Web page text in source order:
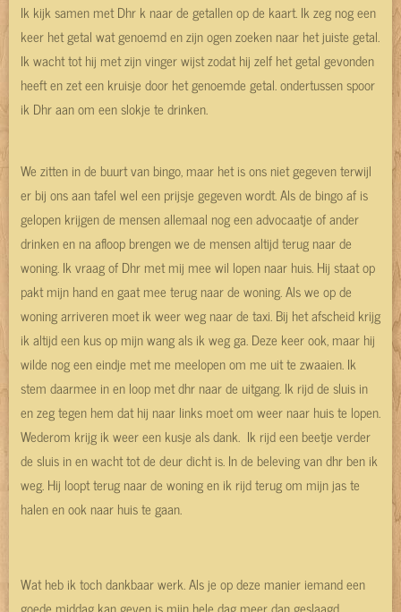
Ik kijk samen met Dhr k naar de getallen op de kaart. Ik zeg nog een
keer het getal wat genoemd en zijn ogen zoeken naar het juiste getal.
Ik wacht tot hij met zijn vinger wijst zodat hij zelf het getal gevonden
heeft en zet een kruisje door het genoemde getal. ondertussen spoor
ik Dhr aan om een slokje te drinken.
We zitten in de buurt van bingo, maar het is ons niet gegeven terwijl
er bij ons aan tafel wel een prijsje gegeven wordt. Als de bingo af is
gelopen krijgen de mensen allemaal nog een advocaatje of ander
drinken en na afloop brengen we de mensen altijd terug naar de
woning. Ik vraag of Dhr met mij mee wil lopen naar huis. Hij staat op
pakt mijn hand en gaat mee terug naar de woning. Als we op de
woning arriveren moet ik weer weg naar de taxi. Bij het afscheid krijg
ik altijd een kus op mijn wang als ik weg ga. Deze keer ook, maar hij
wilde nog een eindje met me meelopen om me uit te zwaaien. Ik
stem daarmee in en loop met dhr naar de uitgang. Ik rijd de sluis in
en zeg tegen hem dat hij naar links moet om weer naar huis te lopen.
Wederom krijg ik weer een kusje als dank. Ik rijd een beetje verder
de sluis in en wacht tot de deur dicht is. In de beleving van dhr ben ik
weg. Hij loopt terug naar de woning en ik rijd terug om mijn jas te
halen en ook naar huis te gaan.
Wat heb ik toch dankbaar werk. Als je op deze manier iemand een